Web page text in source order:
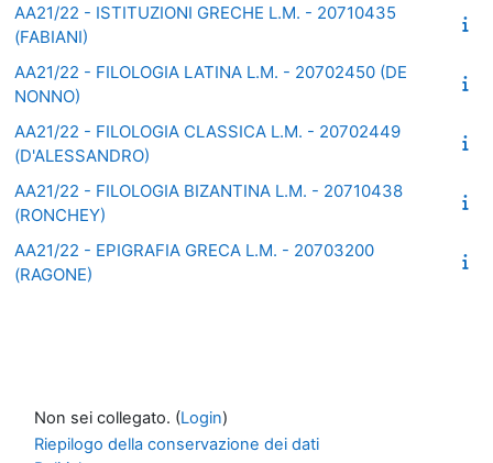
AA21/22 - ISTITUZIONI GRECHE L.M. - 20710435
(FABIANI)
AA21/22 - FILOLOGIA LATINA L.M. - 20702450 (DE
NONNO)
AA21/22 - FILOLOGIA CLASSICA L.M. - 20702449
(D'ALESSANDRO)
AA21/22 - FILOLOGIA BIZANTINA L.M. - 20710438
(RONCHEY)
AA21/22 - EPIGRAFIA GRECA L.M. - 20703200
(RAGONE)
Non sei collegato. (Login)
Riepilogo della conservazione dei dati